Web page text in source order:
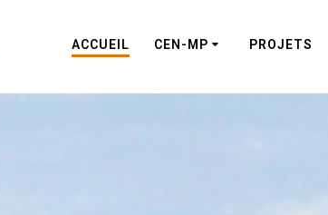
ACCUEIL CEN-MP PROJETS